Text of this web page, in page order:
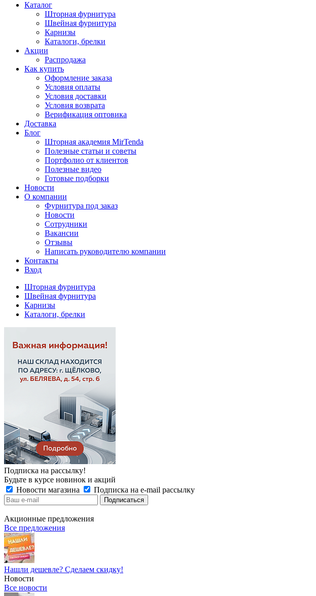
Каталог
Шторная фурнитура
Швейная фурнитура
Карнизы
Каталоги, брелки
Акции
Распродажа
Как купить
Оформление заказа
Условия оплаты
Условия доставки
Условия возврата
Верификация оптовика
Доставка
Блог
Шторная академия MirTenda
Полезные статьи и советы
Портфолио от клиентов
Полезные видео
Готовые подборки
Новости
О компании
Фурнитура под заказ
Новости
Сотрудники
Вакансии
Отзывы
Написать руководителю компании
Контакты
Вход
Шторная фурнитура
Швейная фурнитура
Карнизы
Каталоги, брелки
Подписка на рассылку!
Будьте в курсе новинок и акций
Новости магазина
Подписка на e-mail рассылку
Акционные предложения
Все предложения
Нашли дешевле? Сделаем скидку!
Новости
Все новости